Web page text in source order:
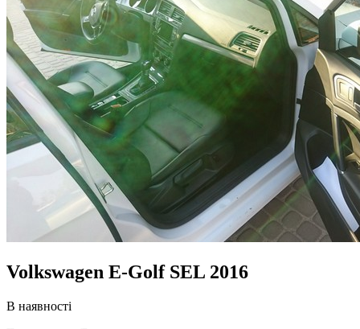
Volkswagen E-Golf SEL 2016
В наявності